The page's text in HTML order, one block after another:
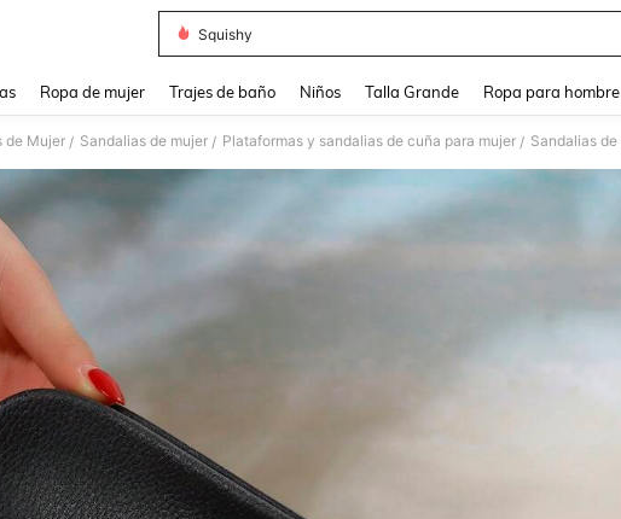
Squishy
Ropa de mujer Trajes de baño Niños Talla Grande Ropa para hombre
de Mujer / Sandalias de mujer / Plataformas y sandalias de cuña para mujer /